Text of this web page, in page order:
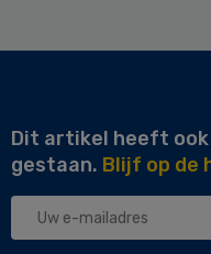
Dit artikel heeft
gestaan. Blijf op de
Uw